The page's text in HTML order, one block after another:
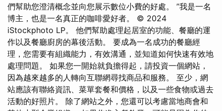
們幫助您澄清概念並向您展示數位小費的好處。 ”我是一名
博主，也是一名真正的咖啡愛好者。 © 2024
iStockphoto LP。 他們幫助處理起居室的功能、餐廳的運
作以及餐廳廚房的幕後活動。 要成為一名成功的餐廳經
理，您需要有組織能力，有效溝通，並知道如何快速有效地
處理問題。 如果您一開始就負擔得起，請投資一個網站，
因為越來越多的人轉向互聯網尋找商品和服務。 至少，網
站應該有聯絡資訊、菜單套餐和價格，以及一些食物或過去
活動的好照片。 除了網站之外，您還可以考慮當地商會和